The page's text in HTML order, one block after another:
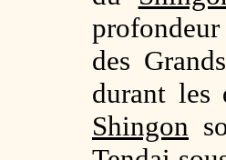
des
durant les
Shingon